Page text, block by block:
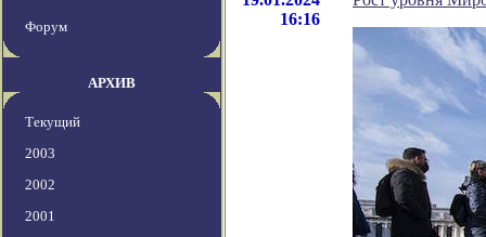
Форум
АРХИВ
Текущий
2003
2002
2001
16:16